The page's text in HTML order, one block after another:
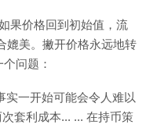
果价格回到初始值，流
媲美。撇开价格永远地转
问题：
实一开始可能会令人难以
套利成本... ... 在持币策